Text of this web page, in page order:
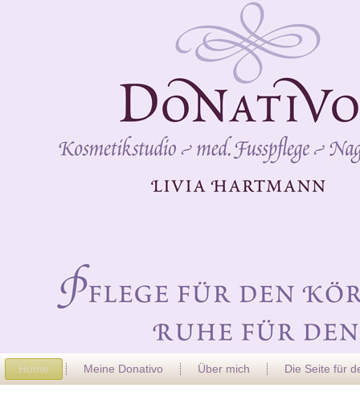
Home Meine Donativo Über mich Die Seite für